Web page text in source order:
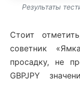
Результаты
Стоит
советник
просадку, не
GBPJPY